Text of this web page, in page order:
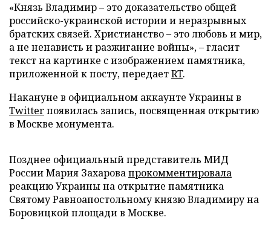
«Князь Владимир – это доказательство общей
российско-украинской истории и неразрывных
братских связей. Христианство – это любовь и мир,
а не ненависть и разжигание войны», – гласит
текст на картинке с изображением памятника,
приложенной к посту, передаетRT.
Накануне в официальном аккаунте Украины в
Twitterпоявилась запись, посвященная открытию
в Москве монумента.
Позднее официальный представитель МИД
России Мария Захаровапрокомментировала
реакцию Украины на открытие памятника
Святому Равноапостольному князю Владимиру на
Боровицкой площади в Москве.